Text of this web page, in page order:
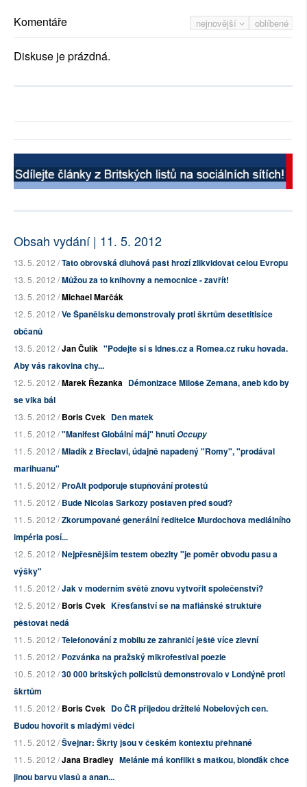
nejnovější oblíbené
Komentáře
Diskuse je prázdná.
Obsah vydání | 11. 5. 2012
13. 5. 2012 /Tato obrovská dluhová past hrozí zlikvidovat celou Evropu
13. 5. 2012 /Můžou za to knihovny a nemocnice - zavřít!
13. 5. 2012 /Michael Marčák
12. 5. 2012 /Ve Španělsku demonstrovaly proti škrtům desetitisíce
občanů
13. 5. 2012 /Jan Čulík "Podejte si s Idnes.cz a Romea.cz ruku hovada.
Aby vás rakovina chy...
12. 5. 2012 /Marek Řezanka Démonizace Miloše Zemana, aneb kdo by
se vlka bál
13. 5. 2012 /Boris Cvek Den matek
11. 5. 2012 /"Manifest Globální máj" hnutíOccupy
11. 5. 2012 /Mladík z Břeclavi, údajně napadený "Romy", "prodával
marihuanu"
11. 5. 2012 /ProAlt podporuje stupňování protestů
11. 5. 2012 /Bude Nicolas Sarkozy postaven před soud?
11. 5. 2012 /Zkorumpované generální ředitelce Murdochova mediálního
impéria posí...
12. 5. 2012 /Nejpřesnějším testem obezity "je poměr obvodu pasu a
výšky"
11. 5. 2012 /Jak v moderním světě znovu vytvořit společenství?
12. 5. 2012 /Boris Cvek Křesťanství se na mafiánské struktuře
pěstovat nedá
11. 5. 2012 /Telefonování z mobilu ze zahraničí ještě více zlevní
11. 5. 2012 /Pozvánka na pražský mikrofestival poezie
10. 5. 2012 /30 000 britských policistů demonstrovalo v Londýně proti
škrtům
11. 5. 2012 /Boris Cvek Do ČR přijedou držitelé Nobelových cen.
Budou hovořit s mladými vědci
11. 5. 2012 /Švejnar: Škrty jsou v českém kontextu přehnané
11. 5. 2012 /Jana Bradley Melánie má konflikt s matkou, blonďák chce
jinou barvu vlasů a anan...